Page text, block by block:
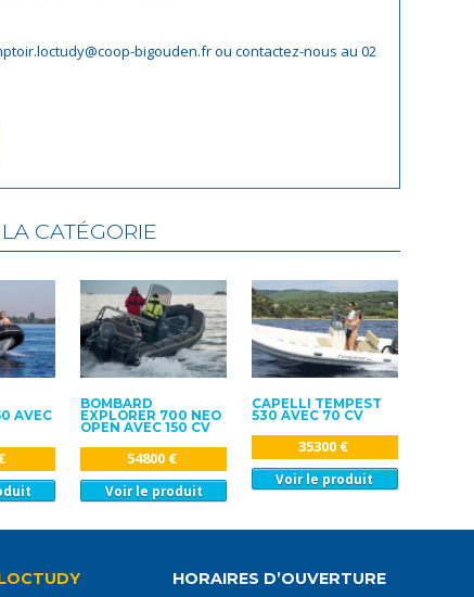
bigouden.fr ou contactez-nous au 02
CATÉGORIE
AVEC
BOMBARD
EXPLORER 700 NEO
OPEN AVEC 150 CV
54800 €
Voir le produit
CAPELLI TEMPEST
530 AVEC 70 CV
35300 €
Voir le produit
HORAIRES D’OUVERTURE